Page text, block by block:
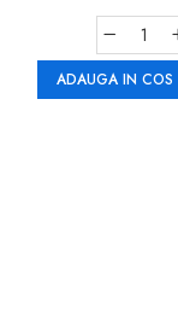
ADAUGA IN COS